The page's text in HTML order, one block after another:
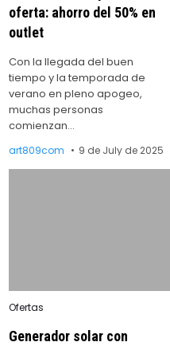
oferta: ahorro del 50% en
outlet
Con la llegada del buen
tiempo y la temporada de
verano en pleno apogeo,
muchas personas
comienzan…
art809com 9 de July de 2025
Posted
Ofertas
Generador solar con